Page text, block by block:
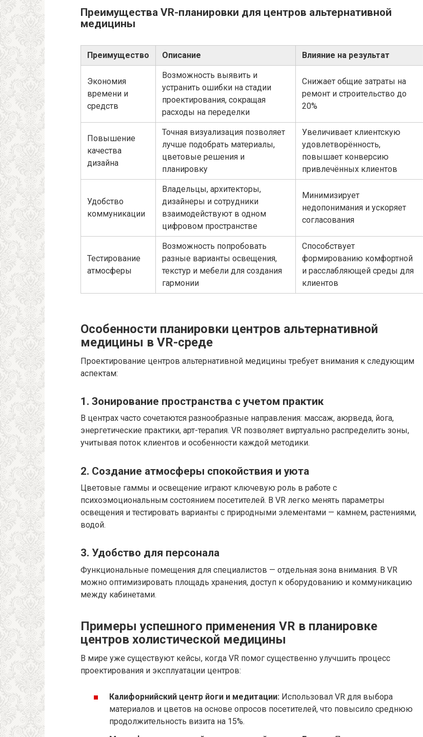
Преимущества VR-планировки для центров альтернативной
медицины
Преимущество Описание Влияние на результат
Экономия
времени и
средств
Возможность выявить и
устранить ошибки на стадии
проектирования, сокращая
расходы на переделки
Снижает общие затраты на
ремонт и строительство до
20%
Повышение
качества
дизайна
Точная визуализация позволяет
лучше подобрать материалы,
цветовые решения и
планировку
Увеличивает клиентскую
удовлетворённость,
повышает конверсию
привлечённых клиентов
Удобство
коммуникации
Владельцы, архитекторы,
дизайнеры и сотрудники
взаимодействуют в одном
цифровом пространстве
Минимизирует
недопонимания и ускоряет
согласования
Тестирование
атмосферы
Возможность попробовать
разные варианты освещения,
текстур и мебели для создания
гармонии
Способствует
формированию комфортной
и расслабляющей среды для
клиентов
Особенности планировки центров альтернативной
медицины в VR-среде
Проектирование центров альтернативной медицины требует внимания к следующим
аспектам:
1. Зонирование пространства с учетом практик
В центрах часто сочетаются разнообразные направления: массаж, аюрведа, йога,
энергетические практики, арт-терапия. VR позволяет виртуально распределить зоны,
учитывая поток клиентов и особенности каждой методики.
2. Создание атмосферы спокойствия и уюта
Цветовые гаммы и освещение играют ключевую роль в работе с
психоэмоциональным состоянием посетителей. В VR легко менять параметры
освещения и тестировать варианты с природными элементами — камнем, растениями,
водой.
3. Удобство для персонала
Функциональные помещения для специалистов — отдельная зона внимания. В VR
можно оптимизировать площадь хранения, доступ к оборудованию и коммуникацию
между кабинетами.
Примеры успешного применения VR в планировке
центров холистической медицины
В мире уже существуют кейсы, когда VR помог существенно улучшить процесс
проектирования и эксплуатации центров:
Калифорнийский центр йоги и медитации: Использовал VR для выбора
материалов и цветов на основе опросов посетителей, что повысило среднюю
продолжительность визита на 15%.